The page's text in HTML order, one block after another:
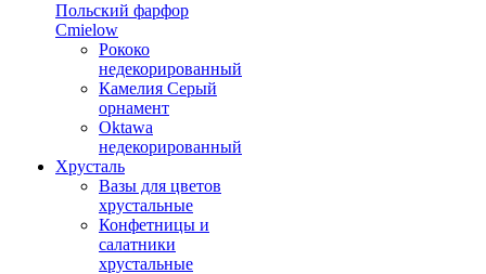
Польский фарфор
Сmielow
Рококо
недекорированный
Камелия Серый
орнамент
Oktawa
недекорированный
Хрусталь
Вазы для цветов
хрустальные
Конфетницы и
салатники
хрустальные